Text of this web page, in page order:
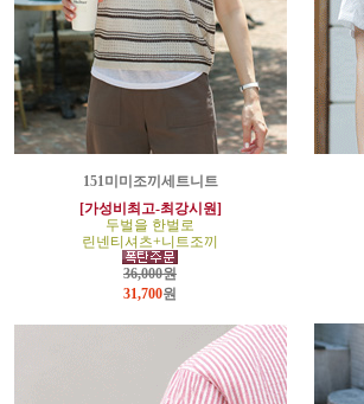
151미미조끼세트니트
[가성비최고-최강시원]
두벌을 한벌로
린넨티셔츠+니트조끼
36,000원
31,700원